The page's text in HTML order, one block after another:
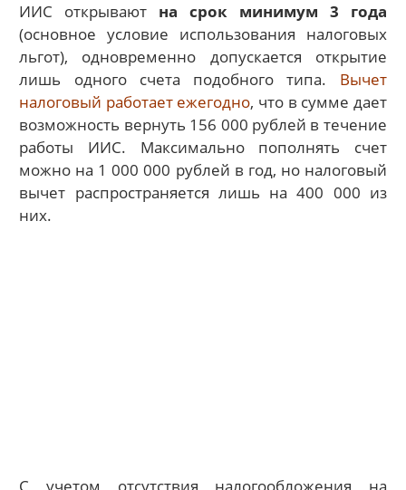
ИИС открывают на срок минимум 3 года
(основное условие использования налоговых
льгот), одновременно допускается открытие
лишь одного счета подобного типа. Вычет
налоговый работает ежегодно, что в сумме дает
возможность вернуть 156 000 рублей в течение
работы ИИС. Максимально пополнять счет
можно на 1 000 000 рублей в год, но налоговый
вычет распространяется лишь на 400 000 из
них.
С учетом отсутствия налогообложения на